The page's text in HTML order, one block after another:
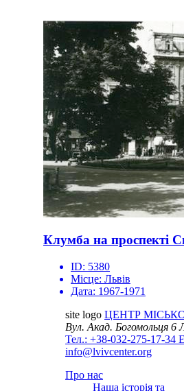
Клумба на проспекті
ID: 5380
Місце: Львів
Дата: 1967-1971
site logo ЦЕНТР
Вул. Акад. Богомольця 6
Тел.: +38-032-275-17-34
info@lvivcenter.org
Про нас
Наша історія та